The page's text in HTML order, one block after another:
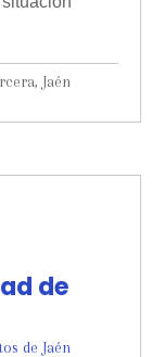
Jaén
de
de Jaén